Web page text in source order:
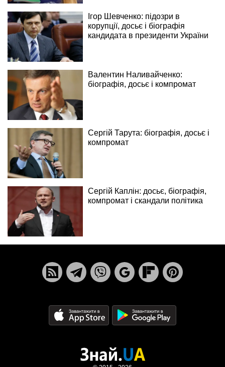
Ігор Шевченко: підозри в
корупції, досьє і біографія
кандидата в президенти України
Валентин Наливайченко:
біографія, досьє і компромат
Сергій Тарута: біографія, досьє і
компромат
Сергій Каплін: досьє, біографія,
компромат і скандали політика